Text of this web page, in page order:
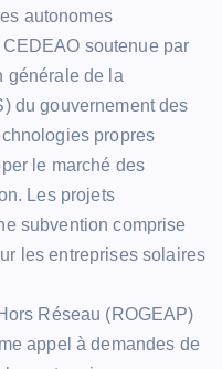
autonomes
soutenue par
générale de la
du gouvernement des
propres
le marché des
Les projets
subvention comprise
les entreprises solaires
Réseau (ROGEAP)
appel à demandes de